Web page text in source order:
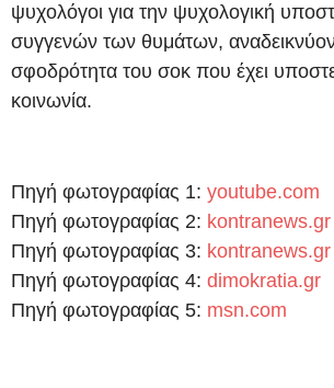
ψυχολόγοι για την ψυχολογική
συγγενών των θυμάτων,
σφοδρότητα του σοκ που έχει
κοινωνία.
Πηγή φωτογραφίας 1: youtube.com
Πηγή φωτογραφίας 2: kontranews.gr
Πηγή φωτογραφίας 3: kontranews.gr
Πηγή φωτογραφίας 4: dimokratia.gr
Πηγή φωτογραφίας 5: msn.com